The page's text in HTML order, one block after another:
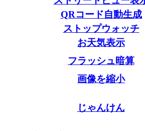
QRコード自動生成
ストップウォッチ
お天気表示
フラッシュ暗算
画像を縮小
じゃんけん